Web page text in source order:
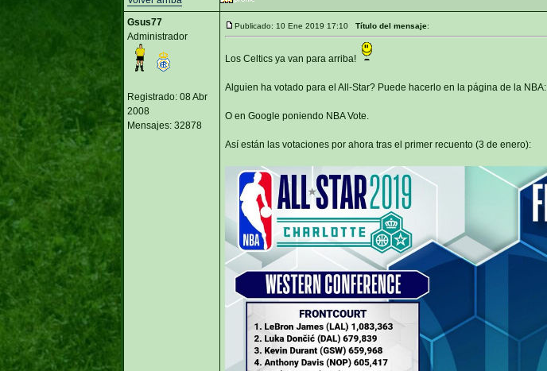
Gsus77
Administrador
Registrado: 08 Abr
2008
Mensajes: 32878
Publicado: 10 Ene 2019 17:10 Título del mensaje:
Los Celtics ya van para arriba!
Alguien ha votado para el All-Star? Puede hacerlo en la página de la NBA:
O en Google poniendo NBA Vote.
Así están las votaciones por ahora tras el primer recuento (3 de enero):